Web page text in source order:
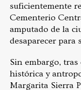
suficientemente
Cementerio
amputado de la
desaparecer para
Sin embargo,
histórica y
Margarita Sierra